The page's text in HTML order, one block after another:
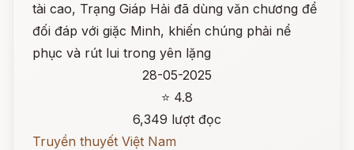
tài cao, Trạng Giáp Hải đã dùng văn chương để
đối đáp với giặc Minh, khiến chúng phải nể
phục và rút lui trong yên lặng
28-05-2025
⭐ 4.8
6,349 lượt đọc
Truyền thuyết Việt Nam